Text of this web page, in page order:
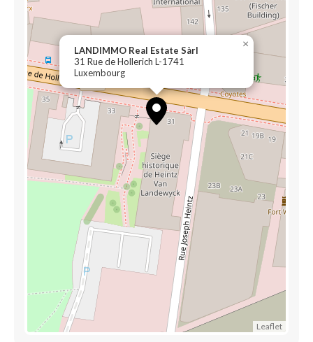
LANDIMMO Real Estate Sàrl
31 Rue de Hollerich L-1741
Luxembourg
×
Leaflet